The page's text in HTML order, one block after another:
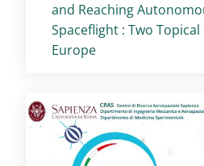
and Reaching
Spaceflight : Two
Europe